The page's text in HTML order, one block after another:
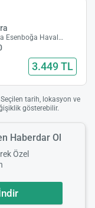
Ankara Esenboğa Havalimanı
3.449 TL
tarih, lokasyon ve
gösterebilir.
Haberdar Ol
Özel